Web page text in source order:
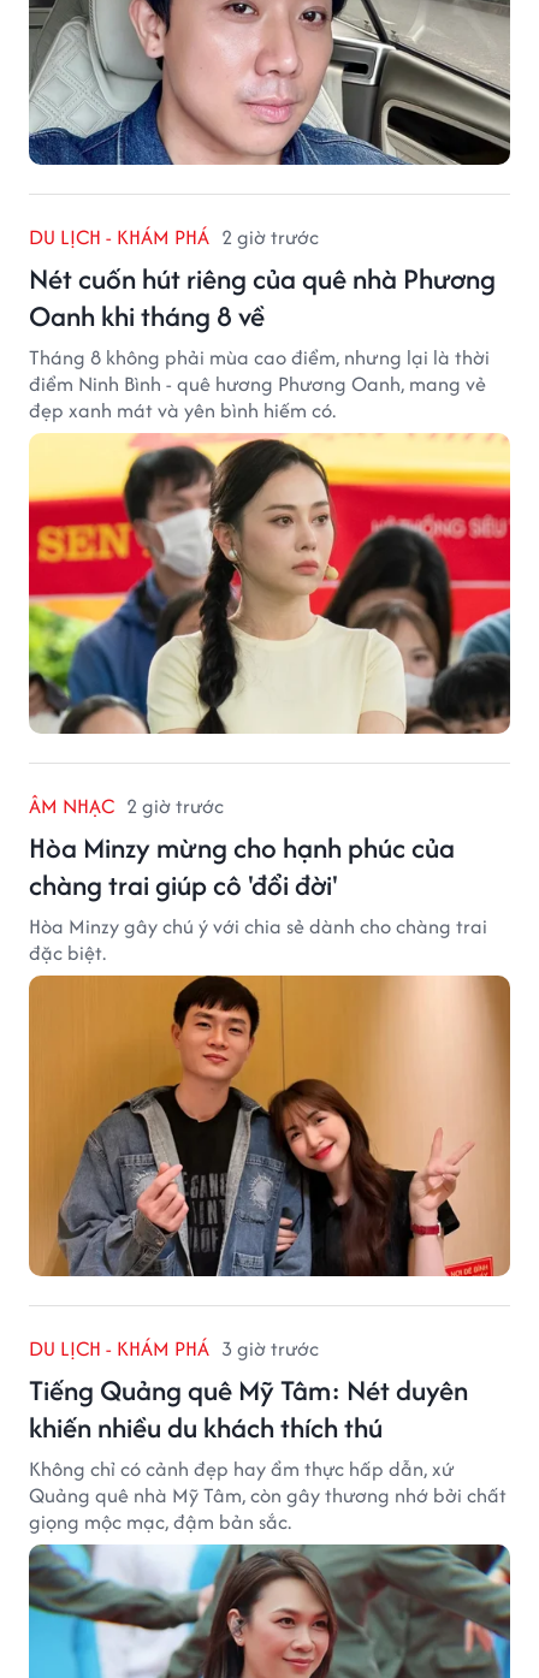
DU LỊCH - KHÁM PHÁ 2 giờ trước
Nét cuốn hút riêng của quê nhà Phương
Oanh khi tháng 8 về
Tháng 8 không phải mùa cao điểm, nhưng lại là thời
điểm Ninh Bình - quê hương Phương Oanh, mang vẻ
đẹp xanh mát và yên bình hiếm có.
ÂM NHẠC 2 giờ trước
Hòa Minzy mừng cho hạnh phúc của
chàng trai giúp cô 'đổi đời'
Hòa Minzy gây chú ý với chia sẻ dành cho chàng trai
đặc biệt.
DU LỊCH - KHÁM PHÁ 3 giờ trước
Tiếng Quảng quê Mỹ Tâm: Nét duyên
khiến nhiều du khách thích thú
Không chỉ có cảnh đẹp hay ẩm thực hấp dẫn, xứ
Quảng quê nhà Mỹ Tâm, còn gây thương nhớ bởi chất
giọng mộc mạc, đậm bản sắc.